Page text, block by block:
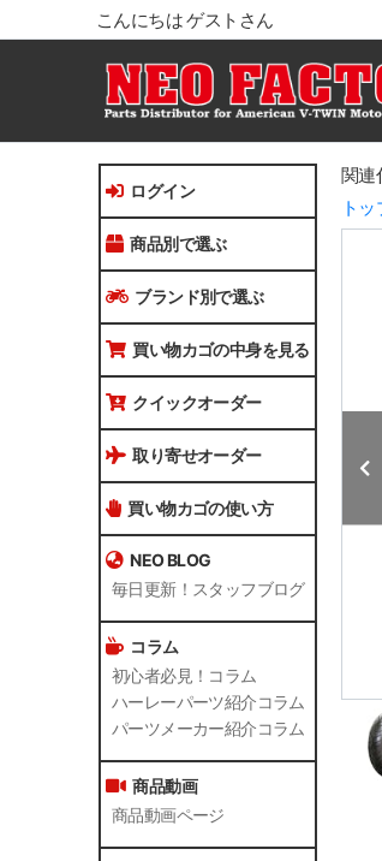
こんにちは ゲストさん
ログイン
商品別で選ぶ
ブランド別で選ぶ
買い物カゴの中身を見る
クイックオーダー
取り寄せオーダー
買い物カゴの使い方
NEO BLOG
毎日更新！スタッフブログ
コラム
初心者必見！コラム
ハーレーパーツ紹介コラム
パーツメーカー紹介コラム
商品動画
商品動画ページ
関連
トッ